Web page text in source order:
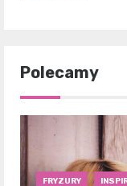
Polecamy
FRYZURY